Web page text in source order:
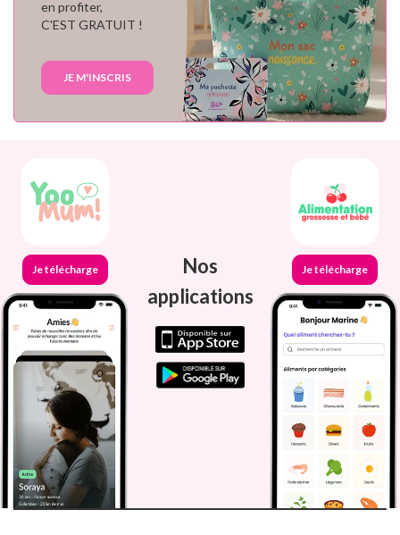
en profiter,
C'EST GRATUIT !
JE M'INSCRIS
Je télécharge
Nos
applications
Je télécharge